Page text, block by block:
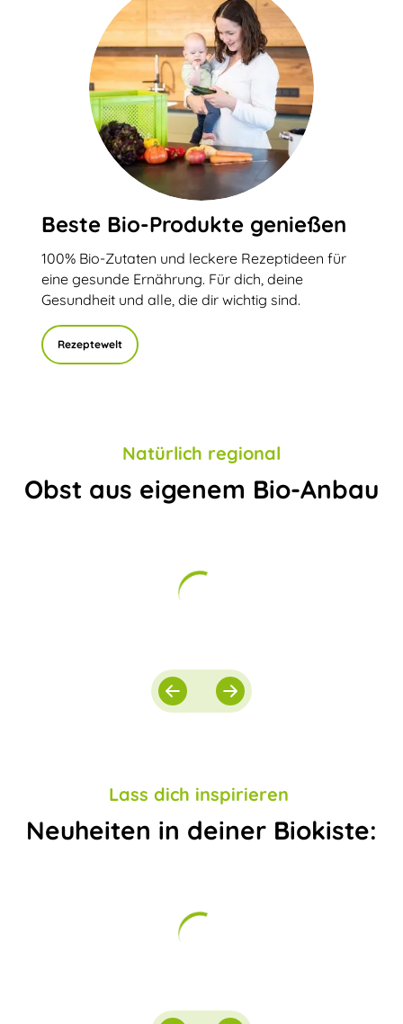
Beste Bio-Produkte genießen
100% Bio-Zutaten und leckere Rezeptideen für
eine gesunde Ernährung. Für dich, deine
Gesundheit und alle, die dir wichtig sind.
Rezeptewelt
Natürlich regional
Obst aus eigenem Bio-Anbau
Lass dich inspirieren
Neuheiten in deiner Biokiste: